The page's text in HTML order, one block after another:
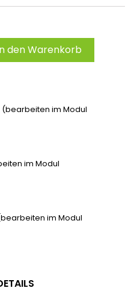
den Warenkorb
im Modul
im Modul
im Modul